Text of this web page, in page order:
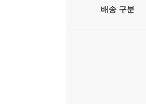
배송 구분